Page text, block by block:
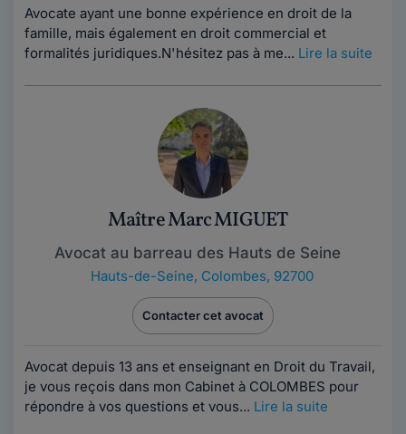
Avocate ayant une bonne expérience en droit de la
famille, mais également en droit commercial et
formalités juridiques.N'hésitez pas à me... Lire la suite
Maître Marc MIGUET
Avocat au barreau des Hauts de Seine
Hauts-de-Seine, Colombes, 92700
Contacter cet avocat
Avocat depuis 13 ans et enseignant en Droit du Travail,
je vous reçois dans mon Cabinet à COLOMBES pour
répondre à vos questions et vous... Lire la suite